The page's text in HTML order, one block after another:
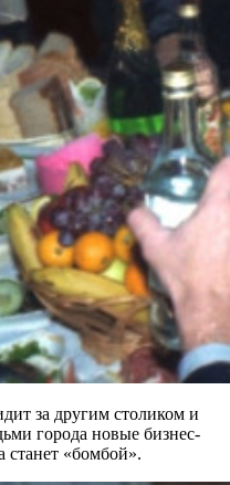
за другим столиком и
города новые бизнес-
станет «бомбой».